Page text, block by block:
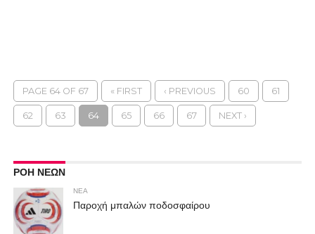
PAGE 64 OF 67 « FIRST ‹ PREVIOUS 60 61
62 63 64 65 66 67 NEXT ›
ΡΟΗ ΝΕΩΝ
ΝΕΑ
Παροχή μπαλών ποδοσφαίρου